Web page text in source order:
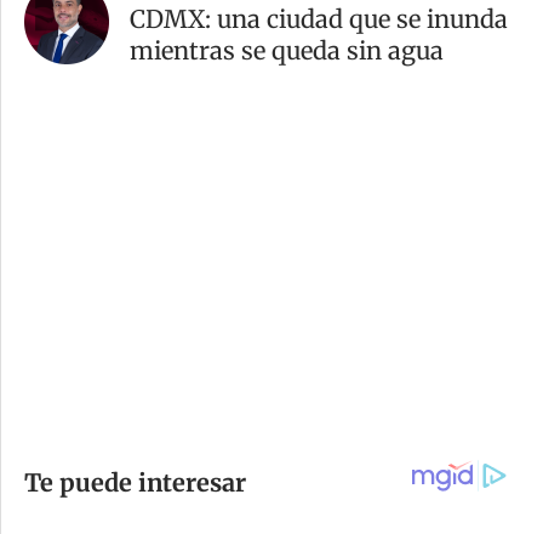
CDMX: una ciudad que se inunda
mientras se queda sin agua